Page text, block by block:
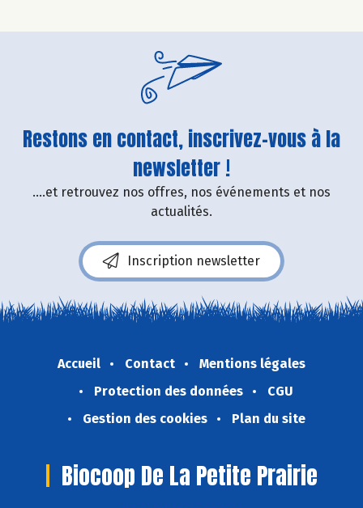
Restons en contact, inscrivez-vous à la
newsletter !
....et retrouvez nos offres, nos événements et nos
actualités.
Inscription newsletter
Accueil Contact
Mentions légales
Protection des données
CGU
Gestion des cookies
Plan du site
Biocoop De La Petite Prairie